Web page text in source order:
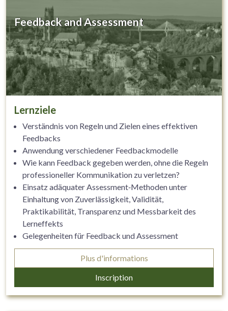
Feedback and Assessment
Lernziele
Verständnis von Regeln und Zielen eines effektiven
Feedbacks
Anwendung verschiedener Feedbackmodelle
Wie kann Feedback gegeben werden, ohne die Regeln
professioneller Kommunikation zu verletzen?
Einsatz adäquater Assessment‐Methoden unter
Einhaltung von Zuverlässigkeit, Validität,
Praktikabilität, Transparenz und Messbarkeit des
Lerneffekts
Gelegenheiten für Feedback und Assessment
identifizieren und nutzen
Feedback und Assessment als wichtiges Tool für die
Entrustable Professional Activities)
Plus d'informations
Inscription